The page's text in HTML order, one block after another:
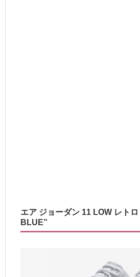
エア ジョーダン 11 LOW レト
BLUE”